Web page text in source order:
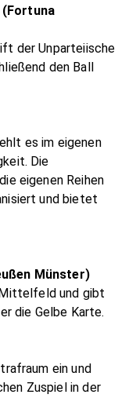
(Fortuna
der Unparteiische
den Ball
es im eigenen
Die
eigenen Reihen
und bietet
Münster)
und gibt
die Gelbe Karte.
ein und
Zuspiel in der